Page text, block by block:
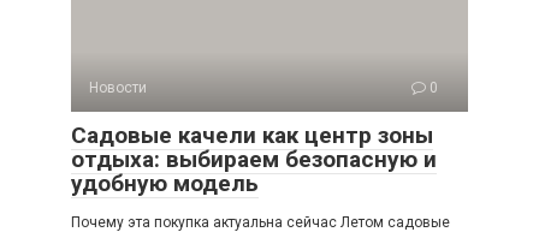
Новости 0
Садовые качели как центр зоны
отдыха: выбираем безопасную и
удобную модель
Почему эта покупка актуальна сейчас Летом садовые